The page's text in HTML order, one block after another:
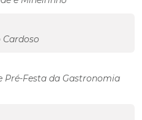
Cardoso
Pré-Festa da Gastronomia